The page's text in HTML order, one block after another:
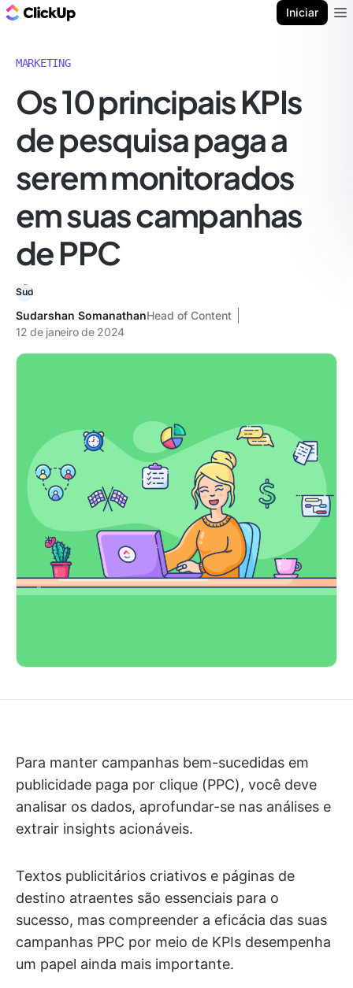
Iniciar
MARKETING
Os 10 principais KPIs
de pesquisa paga a
serem monitorados
em suas campanhas
de PPC
Sudarshan SomanathanHead of Content
12 de janeiro de 2024
Para manter campanhas bem-sucedidas em
publicidade paga por clique (PPC), você deve
analisar os dados, aprofundar-se nas análises e
extrair insights acionáveis.
Textos publicitários criativos e páginas de
destino atraentes são essenciais para o
sucesso, mas compreender a eficácia das suas
campanhas PPC por meio de KPIs desempenha
um papel ainda mais importante.